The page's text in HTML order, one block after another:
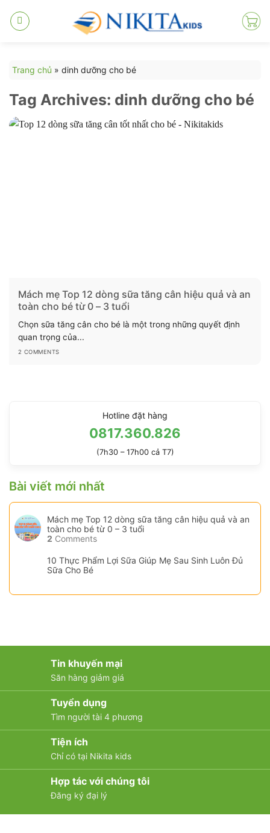
Trang chủ » dinh dưỡng cho bé
Tag Archives: dinh dưỡng cho bé
Mách mẹ Top 12 dòng sữa tăng cân hiệu quả và an
toàn cho bé từ 0 – 3 tuổi
Chọn sữa tăng cân cho bé là một trong những quyết định
quan trọng của...
2 COMMENTS
Hotline đặt hàng
0817.360.826
(7h30 – 17h00 cả T7)
Bài viết mới nhất
Mách mẹ Top 12 dòng sữa tăng cân hiệu quả và an
toàn cho bé từ 0 – 3 tuổi
2 Comments
10 Thực Phẩm Lợi Sữa Giúp Mẹ Sau Sinh Luôn Đủ
Sữa Cho Bé
Tin khuyến mại
Săn hàng giảm giá
Tuyển dụng
Tìm người tài 4 phương
Tiện ích
Chỉ có tại Nikita kids
Hợp tác với chúng tôi
Đăng ký đại lý